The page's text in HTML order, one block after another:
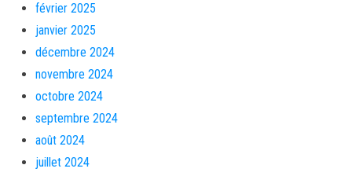
février 2025
janvier 2025
décembre 2024
novembre 2024
octobre 2024
septembre 2024
août 2024
juillet 2024